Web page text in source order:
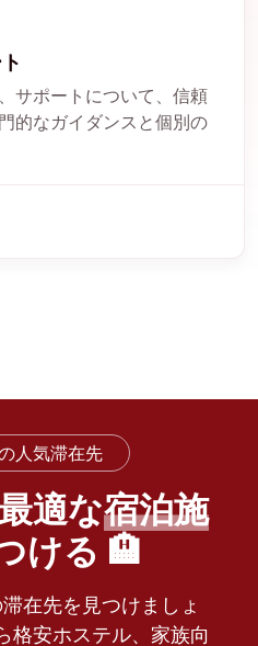
サポートについて、信頼
的なガイダンスと個別の
人気滞在先
適な宿泊施
ける 🏨
在先を見つけましょ
格安ホステル、家族向